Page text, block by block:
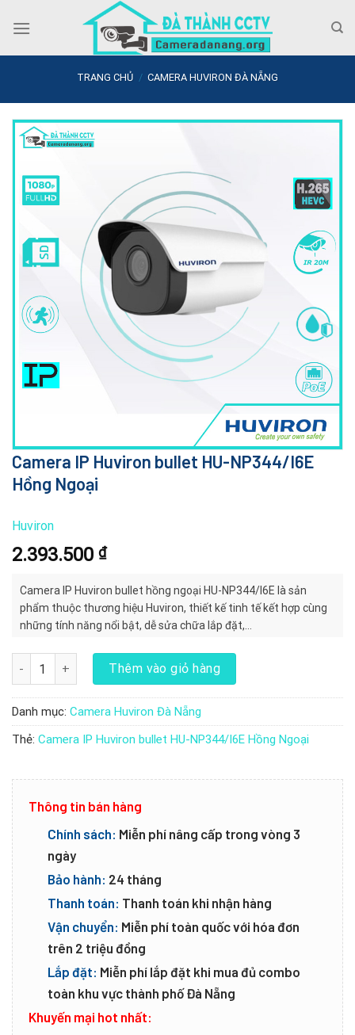
TRANG CHỦ / CAMERA HUVIRON ĐÀ NẴNG
Camera IP Huviron bullet HU-NP344/I6E
Hồng Ngoại
Huviron
2.393.500 ₫
Camera IP Huviron bullet hồng ngoại HU-NP344/I6E là sản
phẩm thuộc thương hiệu Huviron, thiết kế tinh tế kết hợp cùng
những tính năng nổi bật, dễ sửa chữa lắp đặt,…
Camera IP Huviron bullet HU-NP344/I6E Hồng Ngoại số lượng
Thêm vào giỏ hàng
Danh mục: Camera Huviron Đà Nẵng
Thẻ: Camera IP Huviron bullet HU-NP344/I6E Hồng Ngoại
Thông tin bán hàng
Chính sách: Miễn phí nâng cấp trong vòng 3
ngày
Bảo hành: 24 tháng
Thanh toán: Thanh toán khi nhận hàng
Vận chuyển: Miễn phí toàn quốc với hóa đơn
trên 2 triệu đồng
Lắp đặt: Miễn phí lắp đặt khi mua đủ combo
toàn khu vực thành phố Đà Nẵng
Khuyến mại hot nhất: